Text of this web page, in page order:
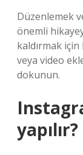
Düzenlemek
önemli
kaldırmak
veya video
dokunun.
yapılır?